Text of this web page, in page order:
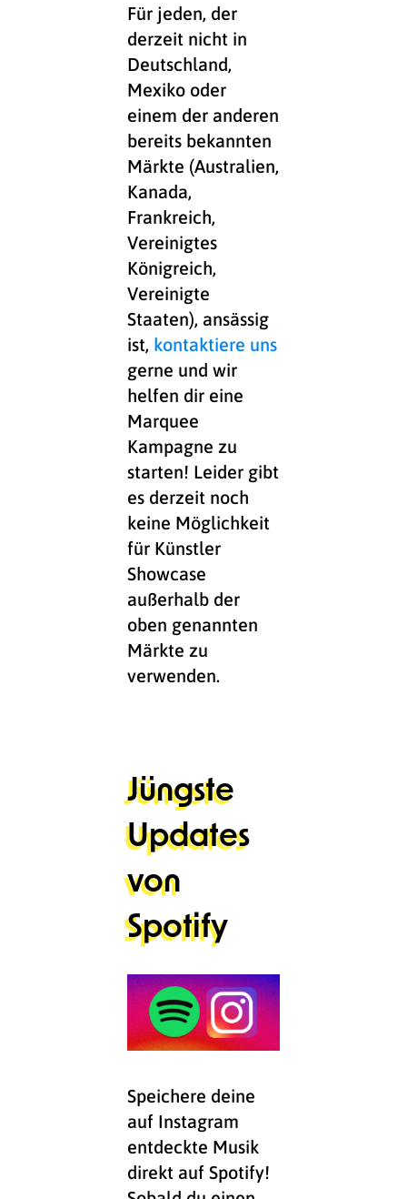
Für jeden, der
derzeit nicht in
Deutschland,
Mexiko oder
einem der anderen
bereits bekannten
Märkte (Australien,
Kanada,
Frankreich,
Vereinigtes
Königreich,
Vereinigte
Staaten), ansässig
ist, kontaktiere uns
gerne und wir
helfen dir eine
Marquee
Kampagne zu
starten! Leider gibt
es derzeit noch
keine Möglichkeit
für Künstler
Showcase
außerhalb der
oben genannten
Märkte zu
verwenden.
Jüngste
Updates
von
Spotify
Speichere deine
auf Instagram
entdeckte Musik
direkt auf Spotify!